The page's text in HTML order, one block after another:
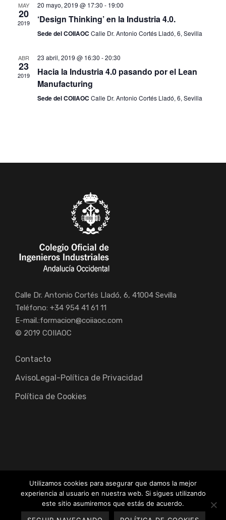
MAY
20
2019
20 mayo, 2019 @ 17:30 - 19:00
‘Design Thinking’ en la Industria 4.0.
Sede del COIIAOC Calle Dr. Antonio Cortés Lladó, 6, Sevilla
ABR
23
2019
23 abril, 2019 @ 16:30 -20:30
Hacia la Industria 4.0 pasando por el Lean
Manufacturing
Sede del COIIAOC Calle Dr. Antonio Cortés Lladó, 6, Sevilla
Calle Dr. Antonio Cortés Lladó, 6, 41004 Sevilla
Teléfono: +34 954 41 61 11
E-mail.:formacion@coiiaoc.com
© 2019 COIIAOC
Contacto
AvisoLegal-Política de Privacidad
Política de Cookies
Colegio Oficial de Ingenieros Industriales de Andalucía
Occidental. 2019/20
Utilizamos cookies para asegurar que damos la mejor
experiencia al usuario en nuestra web. Si sigues utilizando
este sitio asumiremos que estás de acuerdo.